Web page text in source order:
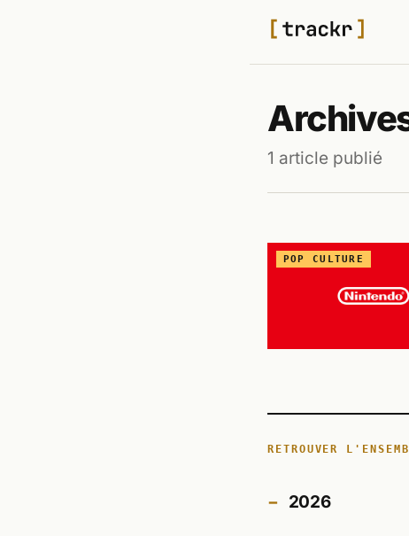
1 article publié
POP CULTURE
RETROUVER
2026